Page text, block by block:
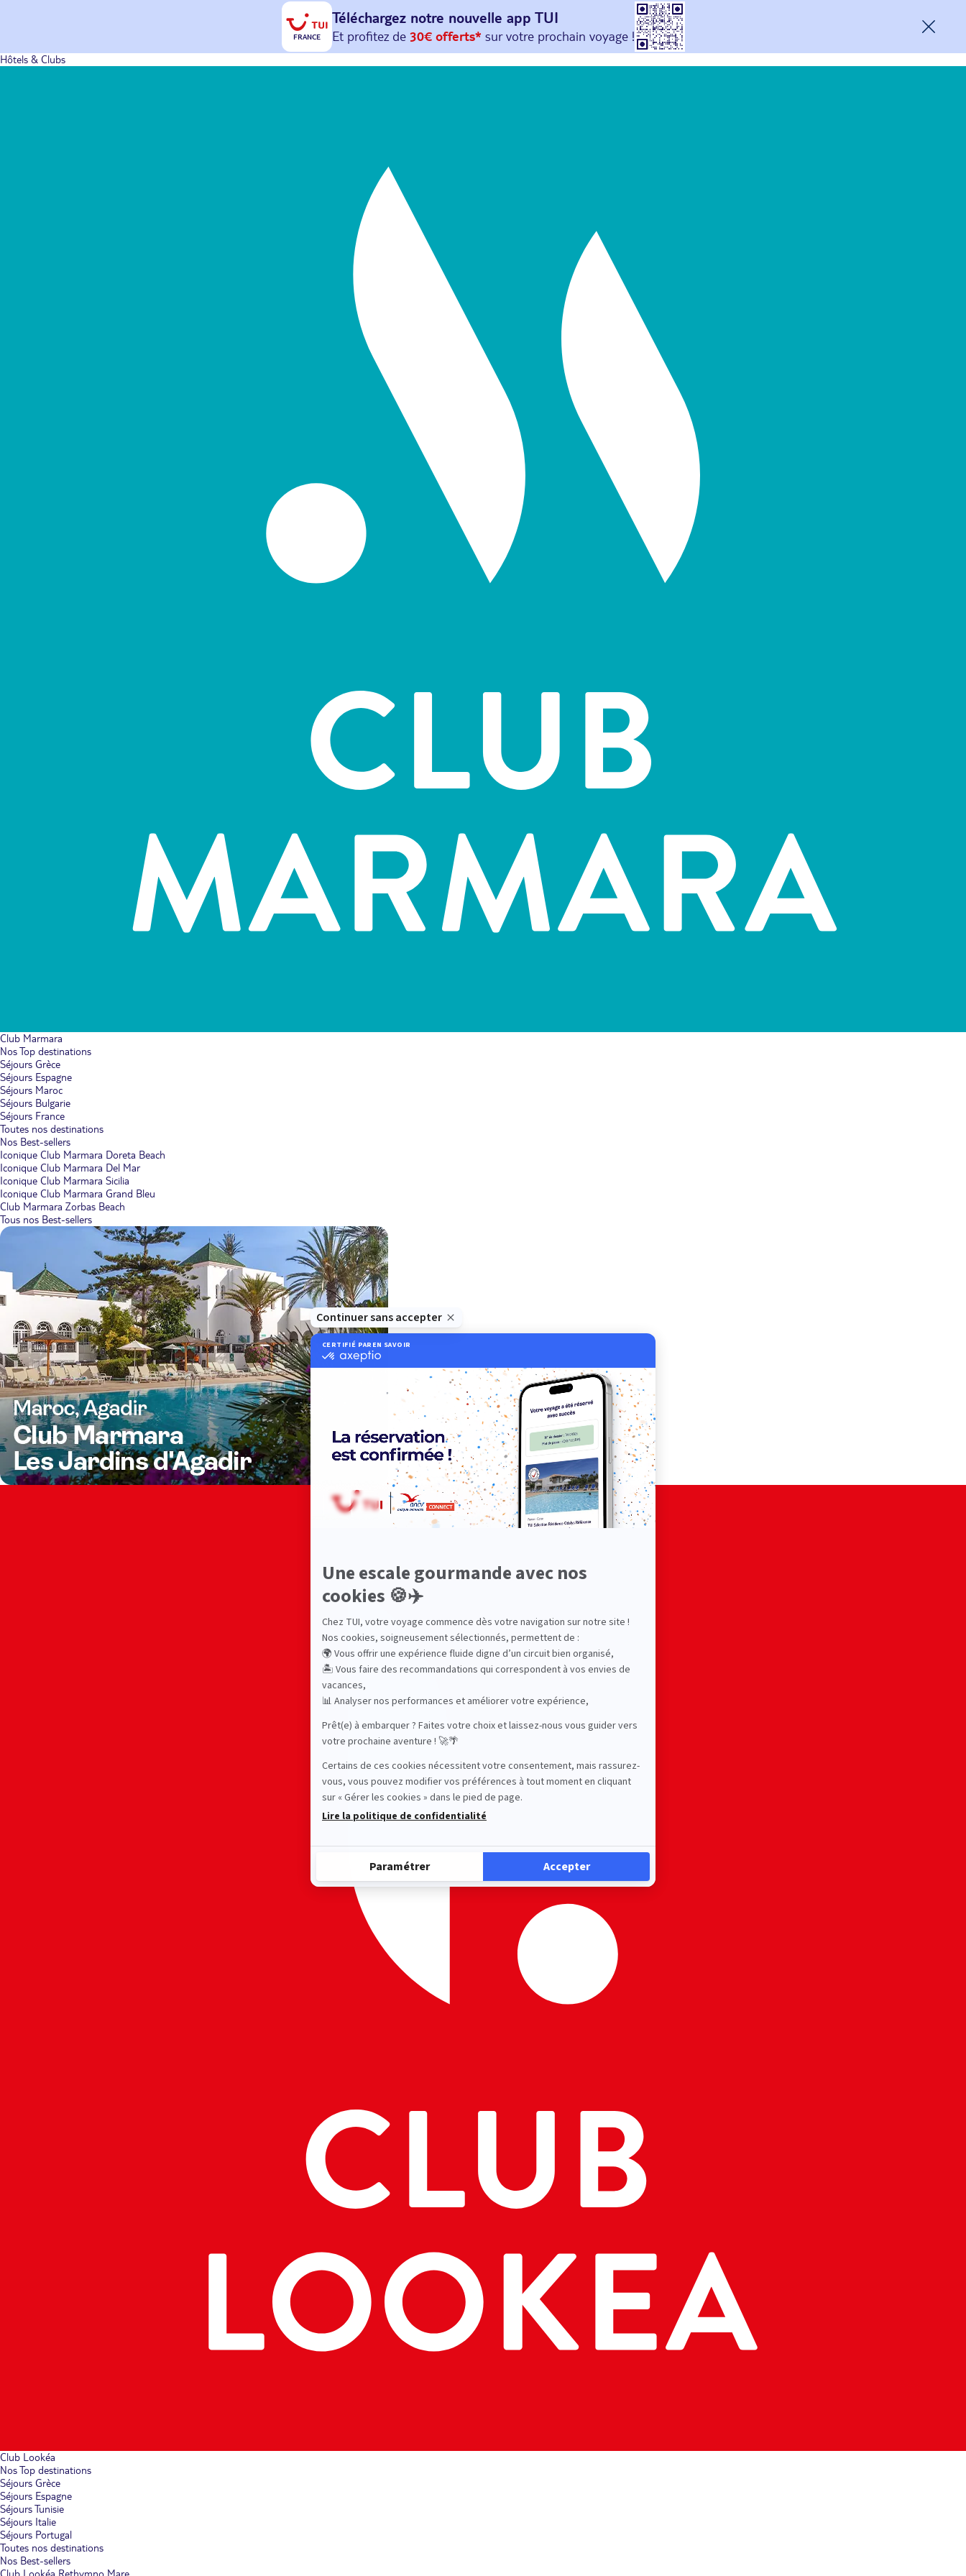
FRANCE
Téléchargez notre nouvelle app TUI
Et profitez de 30€ offerts*sur votreprochain
avec le code : HAPPYAPP
Hôtels & Clubs
Club Marmara
Nos Top destinations
Séjours Grèce
Séjours Espagne
Séjours Maroc
Séjours Bulgarie
Séjours France
Toutes nos destinations
Nos Best-sellers
Iconique Club Marmara Doreta Beach
Iconique Club Marmara Del Mar
Iconique Club Marmara Sicilia
Iconique Club Marmara Grand Bleu
Club Marmara Zorbas Beach
Tous nos Best-sellers
Club Lookéa
Nos Top destinations
Séjours Grèce
Séjours Espagne
Séjours Tunisie
Séjours Italie
Séjours Portugal
Toutes nos destinations
Nos Best-sellers